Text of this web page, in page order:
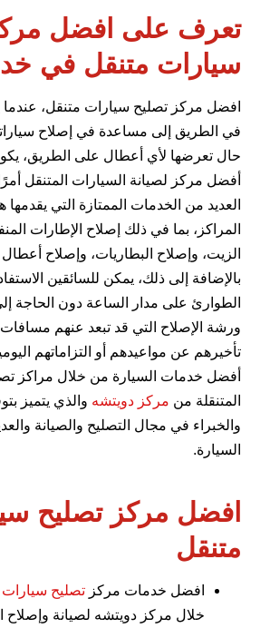
تعرف على افضل
سيارات متنقل في
افضل مركز تصليح سيارات متنقل، عندما
في الطريق إلى مساعدة في إصلاح
حال تعرضها لأي أعطال على الطريق،
أفضل مركز لصيانة السيارات المتنقل
العديد من الخدمات الممتازة التي يقدمها
المراكز، بما في ذلك إصلاح الإطارات
الزيت، وإصلاح البطاريات، وإصلاح
بالإضافة إلى ذلك، يمكن للسائقين
الطوارئ على مدار الساعة دون الحاجة
ورشة الإصلاح التي قد تبعد عنهم
تأخيرهم عن مواعيدهم أو التزاماتهم
أفضل خدمات السيارة من خلال مراكز
المتنقلة من مركز دويتشه والذي يتميز
والخبراء في مجال التصليح والصيانة
السيارة.
افضل مركز تصليح
متنقل
افضل خدمات مركز تصليح سيارات
خلال مركز دويتشه لصيانة وإصلاح